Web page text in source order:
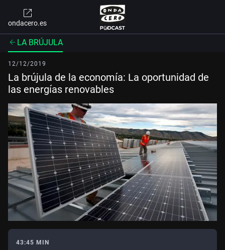
ondacero.es
LA BRÚJULA
12/12/2019
La brújula de la economía: La oportunidad de
las energías renovables
43:45 MIN